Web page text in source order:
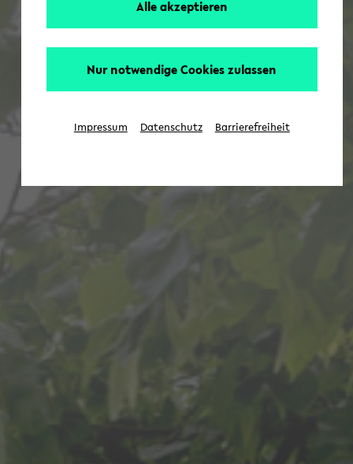
Alle akzeptieren
Nur notwendige Cookies zulassen
Impressum Datenschutz Barrierefreiheit